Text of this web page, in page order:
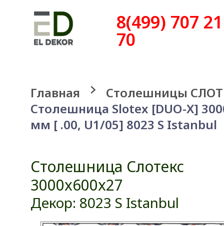
8(499) 707 21
70
Главная
Столешницы
Столешница Slotex [DUO-X]
мм [ .00, U1/05] 8023 S Istanbul
Столешница Слотекс
3000x600x27
Декор: 8023 S Istanbul